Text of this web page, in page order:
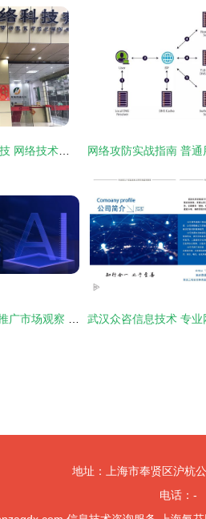
地址：上海市奉贤区沪杭
电话：-